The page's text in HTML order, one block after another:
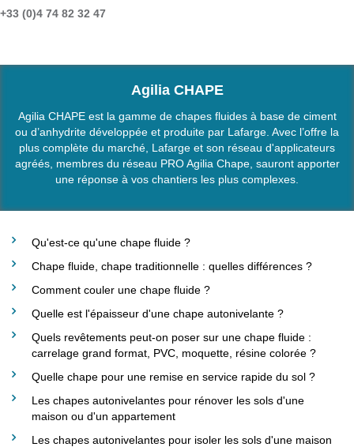
+33 (0)4 74 82 32 47
Agilia CHAPE
Agilia CHAPE est la gamme de chapes fluides à base de ciment
ou d’anhydrite développée et produite par Lafarge. Avec l’offre la
plus complète du marché, Lafarge et son réseau d'applicateurs
agréés, membres du réseau PRO Agilia Chape, sauront apporter
une réponse à vos chantiers les plus complexes.
Qu'est-ce qu'une chape fluide ?
Chape fluide, chape traditionnelle : quelles différences ?
Comment couler une chape fluide ?
Quelle est l'épaisseur d'une chape autonivelante ?
Quels revêtements peut-on poser sur une chape fluide :
carrelage grand format, PVC, moquette, résine colorée ?
Quelle chape pour une remise en service rapide du sol ?
Les chapes autonivelantes pour rénover les sols d'une
maison ou d'un appartement
Les chapes autonivelantes pour isoler les sols d'une maison